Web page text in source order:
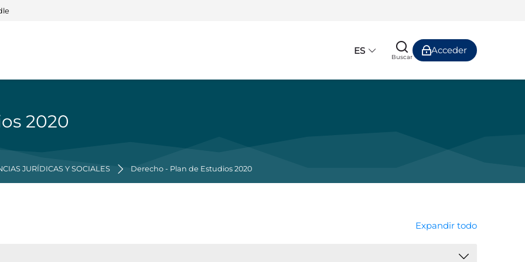
ES
Buscar
Acceder
2020
JURÍDICAS Y SOCIALES Derecho - Plan de Estudios 2020
Expandir todo